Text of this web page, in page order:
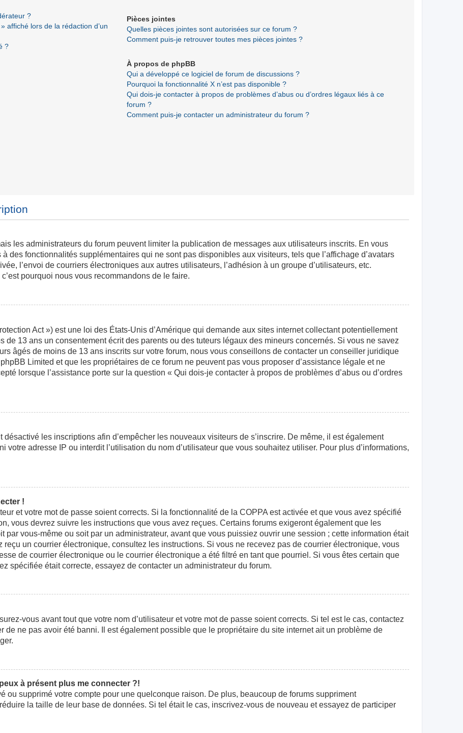
?
affiché lors de la rédaction d’un
?
Pièces jointes
Quelles pièces jointes sont autorisées sur ce forum ?
Comment puis-je retrouver toutes mes pièces jointes ?
À propos de phpBB
Qui a développé ce logiciel de forum de discussions ?
Pourquoi la fonctionnalité X n’est pas disponible ?
Qui dois-je contacter à propos de problèmes d’abus ou d’ordres légaux liés à ce
forum ?
Comment puis-je contacter un administrateur du forum ?
les administrateurs du forum peuvent limiter la publication de messages aux utilisateurs inscrits. En vous
des fonctionnalités supplémentaires qui ne sont pas disponibles aux visiteurs, tels que l’affichage d’avatars
l’envoi de courriers électroniques aux autres utilisateurs, l’adhésion à un groupe d’utilisateurs, etc.
pourquoi nous vous recommandons de le faire.
Act ») est une loi des États-Unis d’Amérique qui demande aux sites internet collectant potentiellement
de 13 ans un consentement écrit des parents ou des tuteurs légaux des mineurs concernés. Si vous ne savez
âgés de moins de 13 ans inscrits sur votre forum, nous vous conseillons de contacter un conseiller juridique
Limited et que les propriétaires de ce forum ne peuvent pas vous proposer d’assistance légale et ne
lorsque l’assistance porte sur la question « Qui dois-je contacter à propos de problèmes d’abus ou d’ordres
désactivé les inscriptions afin d’empêcher les nouveaux visiteurs de s’inscrire. De même, il est également
votre adresse IP ou interdit l’utilisation du nom d’utilisateur que vous souhaitez utiliser. Pour plus d’informations,
!
et votre mot de passe soient corrects. Si la fonctionnalité de la COPPA est activée et que vous avez spécifié
vous devrez suivre les instructions que vous avez reçues. Certains forums exigeront également que les
par vous-même ou soit par un administrateur, avant que vous puissiez ouvrir une session ; cette information était
un courrier électronique, consultez les instructions. Si vous ne recevez pas de courrier électronique, vous
de courrier électronique ou le courrier électronique a été filtré en tant que pourriel. Si vous êtes certain que
spécifiée était correcte, essayez de contacter un administrateur du forum.
vous avant tout que votre nom d’utilisateur et votre mot de passe soient corrects. Si tel est le cas, contactez
de ne pas avoir été banni. Il est également possible que le propriétaire du site internet ait un problème de
à présent plus me connecter ?!
ou supprimé votre compte pour une quelconque raison. De plus, beaucoup de forums suppriment
la taille de leur base de données. Si tel était le cas, inscrivez-vous de nouveau et essayez de participer